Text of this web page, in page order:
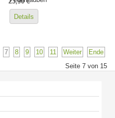
Details
7 8 9 10 11 Weiter
Ende
Seite 7 von 15